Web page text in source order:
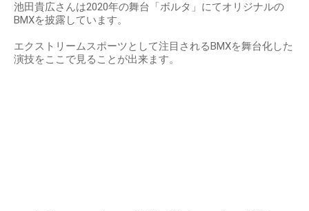
池田貴広さんは2020年の舞台「ボルタ」にてオリジナルの
BMXを披露しています。
エクストリームスポーツとして注目されるBMXを舞台化した
演技をここで見ることが出来ます。